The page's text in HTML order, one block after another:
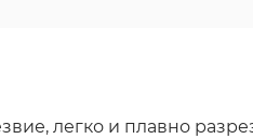
легко и плавно